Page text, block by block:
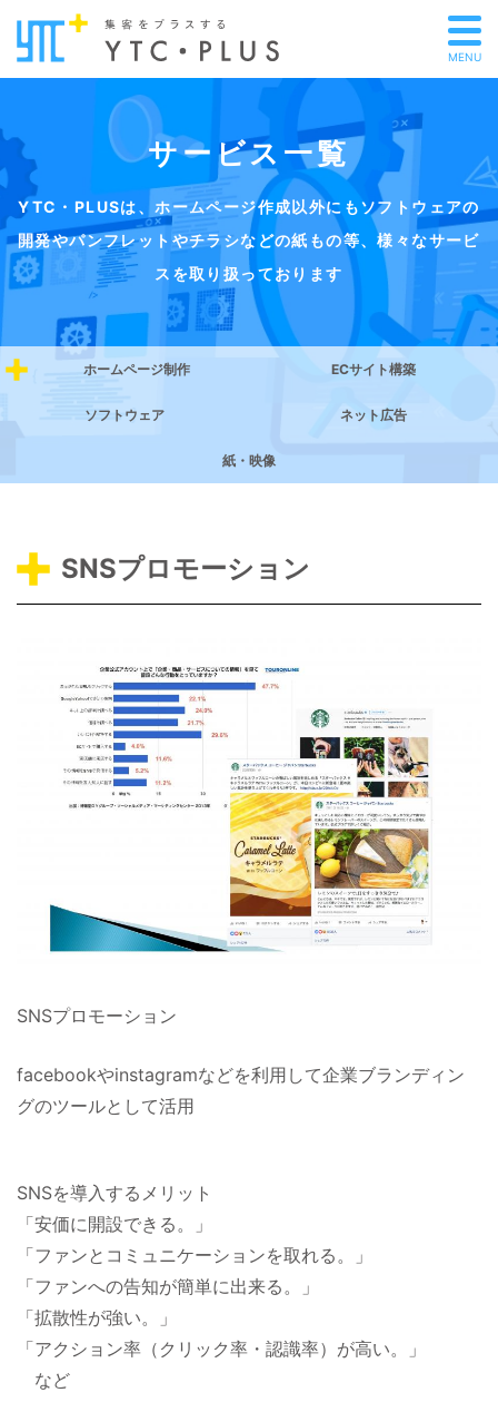
MENU
サービス一覧
YTC・PLUSは、ホームページ作成以外にもソフトウェアの
開発やパンフレットやチラシなどの紙もの等、様々なサービ
スを取り扱っております
ホームページ制作 ECサイト構築
ソフトウェア ネット広告
紙・映像
SNSプロモーション
SNSプロモーション
facebookやinstagramなどを利用して企業ブランディン
グのツールとして活用
SNSを導入するメリット
「安価に開設できる。」
「ファンとコミュニケーションを取れる。」
「ファンへの告知が簡単に出来る。」
「拡散性が強い。」
「アクション率（クリック率・認識率）が高い。」
など